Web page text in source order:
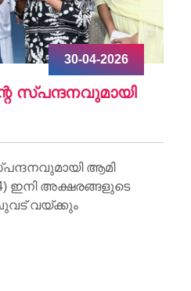
30-04-2026
സ്പന്ദനവുമായി
ആമി
ഇനി അക്ഷരങ്ങളുടെ
വയ്ക്കും